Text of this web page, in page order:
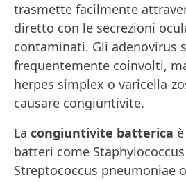
trasmette facilmente
diretto con le secrezioni
contaminati. Gli adenovirus
frequentemente coinvolti,
herpes simplex o varicella-
causare congiuntivite.
La congiuntivite batterica
batteri come
Streptococcus pneumoniae